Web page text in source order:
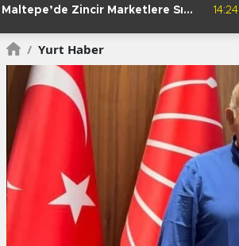
Maltepe’de Zincir Marketlere Sıkı
14:24
/ Yurt Haber